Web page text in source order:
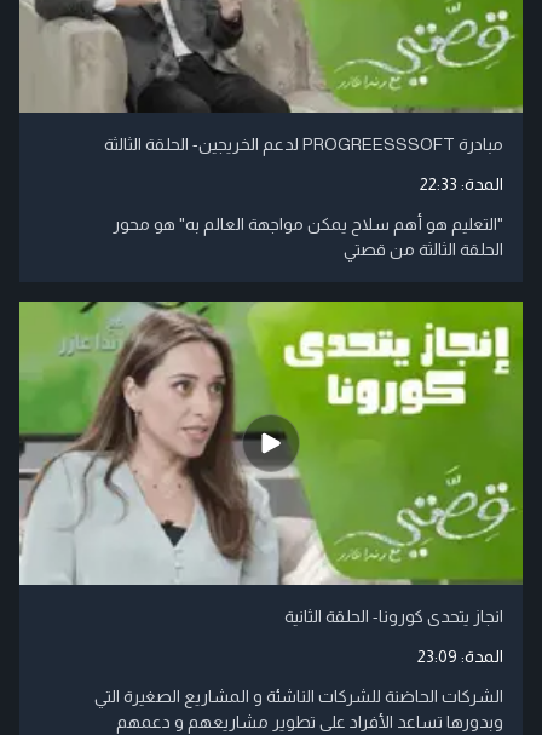
مبادرة PROGREESSSOFT لدعم الخريجين- الحلقة الثالثة
المدة: 22:33
"التعليم هو أهم سلاح يمكن مواجهة العالم به" هو محور
الحلقة الثالثة من قصتي
انجاز يتحدى كورونا- الحلقة الثانية
المدة: 23:09
الشركات الحاضنة للشركات الناشئة و المشاريع الصغيرة التي
وبدورها تساعد الأفراد على تطوير مشاريعهم و دعمهم